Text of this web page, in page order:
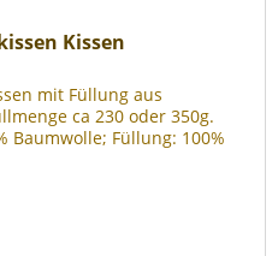
Kissen
mit Füllung aus
ca 230 oder 350g.
Baumwolle; Füllung: 100%